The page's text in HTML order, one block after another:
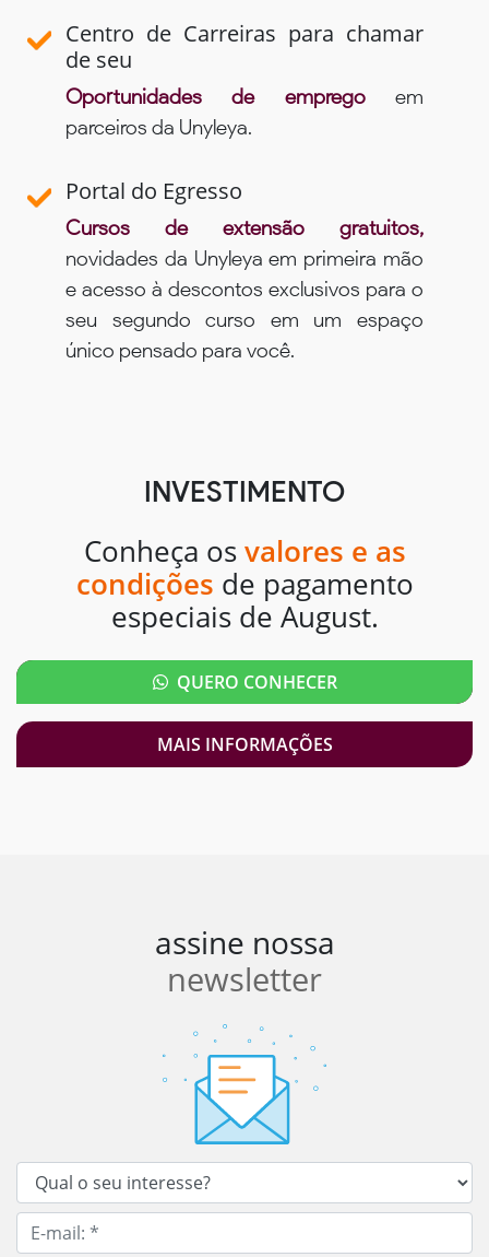
Centro de Carreiras para chamar
de seu
Oportunidades de empregoem
parceiros da Unyleya.
Portal do Egresso
Cursos de extensão gratuitos,
novidades da Unyleya em primeira mão
e acesso à descontos exclusivos para o
seu segundo curso em um espaço
único pensado para você.
INVESTIMENTO
Conheça os valores e as
condições de pagamento
especiais de August.
QUERO CONHECER
MAIS INFORMAÇÕES
assine nossa
newsletter